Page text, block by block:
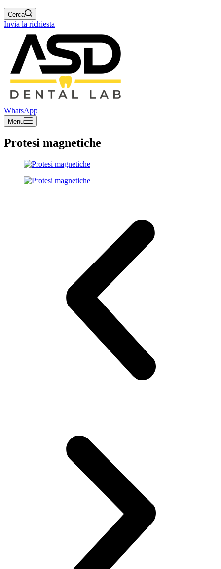
Cerca
Invia la richiesta
WhatsApp
Menu
Protesi magnetiche